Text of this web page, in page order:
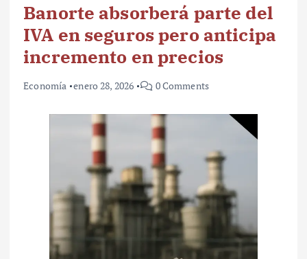
Banorte absorberá parte del
IVA en seguros pero anticipa
incremento en precios
Economía enero 28, 2026 0 Comments